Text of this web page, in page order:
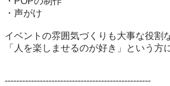
・声がけ
イベントの雰囲気づくりも大事な役割
「人を楽しませるのが好き」という方
--------------------------------------------------